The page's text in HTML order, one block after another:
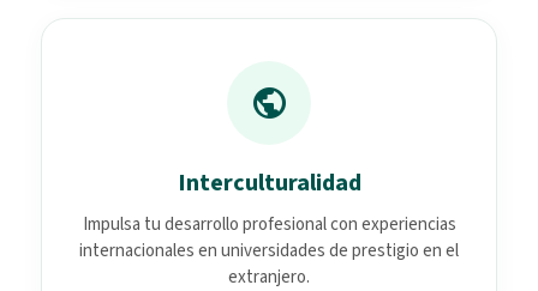
public
Interculturalidad
Impulsa tu desarrollo profesional con experiencias
internacionales en universidades de prestigio en el
extranjero.